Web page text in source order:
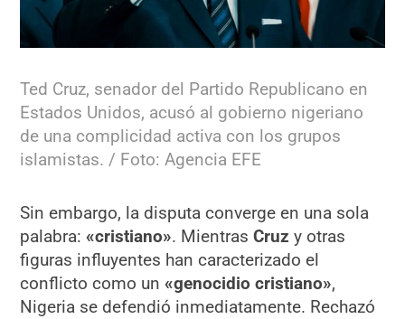
Ted Cruz, senador del Partido Republicano en
Estados Unidos, acusó al gobierno nigeriano
de una complicidad activa con los grupos
islamistas. / Foto: Agencia EFE
Sin embargo, la disputa converge en una sola
palabra: «cristiano». MientrasCruz y otras
figuras influyentes han caracterizado el
conflicto como un «genocidio cristiano»,
Nigeria se defendió inmediatamente. Rechazó